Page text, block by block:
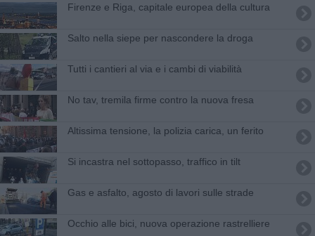
Firenze e Riga, capitale europea della cultura
Salto nella siepe per nascondere la droga
Tutti i cantieri al via e i cambi di viabilità
No tav, tremila firme contro la nuova fresa
Altissima tensione, la polizia carica, un ferito
Si incastra nel sottopasso, traffico in tilt
Gas e asfalto, agosto di lavori sulle strade
Occhio alle bici, nuova operazione rastrelliere